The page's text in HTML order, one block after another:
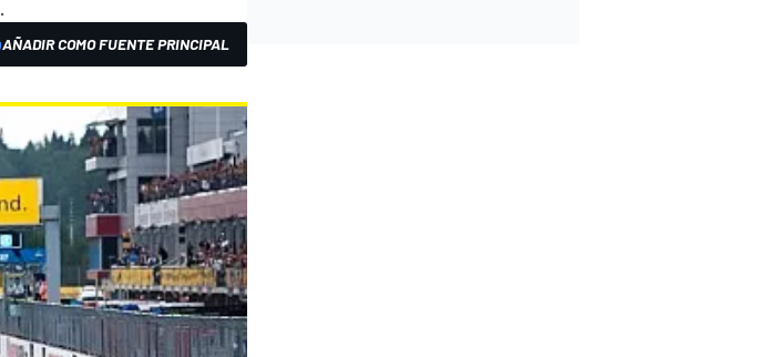
AÑADIR COMO FUENTE PRINCIPAL